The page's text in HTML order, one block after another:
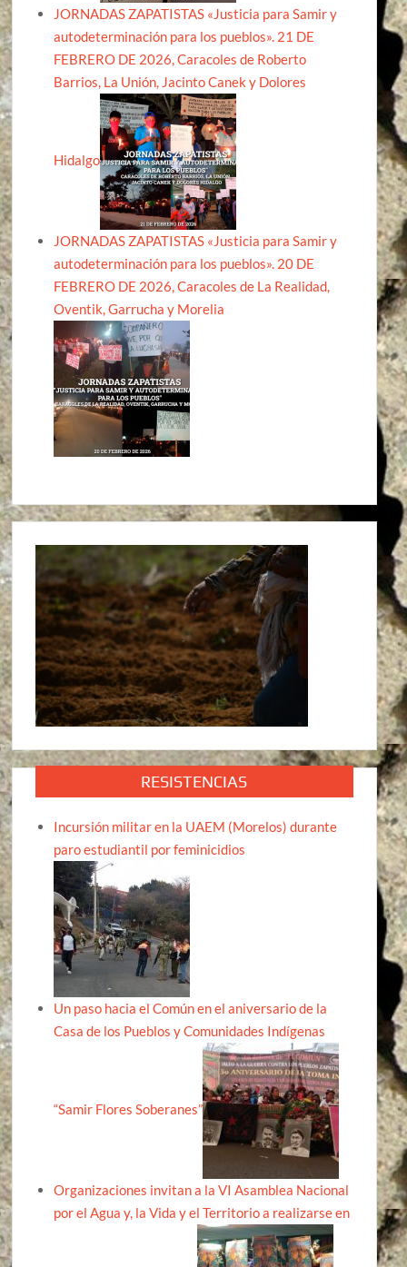
JORNADAS ZAPATISTAS «Justicia para Samir y
autodeterminación para los pueblos». 21 DE
FEBRERO DE 2026, Caracoles de Roberto
Barrios, La Unión, Jacinto Canek y Dolores
Hidalgo
JORNADAS ZAPATISTAS «Justicia para Samir y
autodeterminación para los pueblos». 20 DE
FEBRERO DE 2026, Caracoles de La Realidad,
Oventik, Garrucha y Morelia
RESISTENCIAS
Incursión militar en la UAEM (Morelos) durante
paro estudiantil por feminicidios
Un paso hacia el Común en el aniversario de la
Casa de los Pueblos y Comunidades Indígenas
“Samir Flores Soberanes”
Organizaciones invitan a la VI Asamblea Nacional
por el Agua y, la Vida y el Territorio a realizarse en